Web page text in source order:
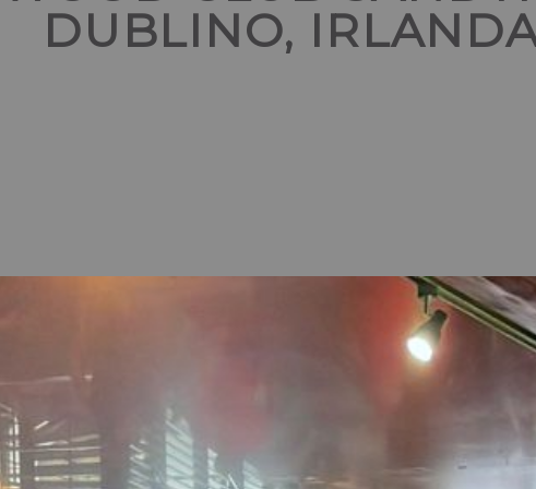
DUBLINO,